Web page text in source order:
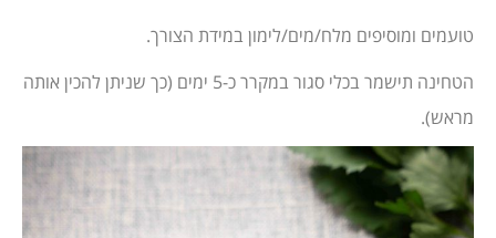
טועמים ומוסיפים מלח/מים/לימון במידת הצורך.
הטחינה תישמר בכלי סגור במקרר כ-5 ימים (כך שניתן להכין אותה
מראש).